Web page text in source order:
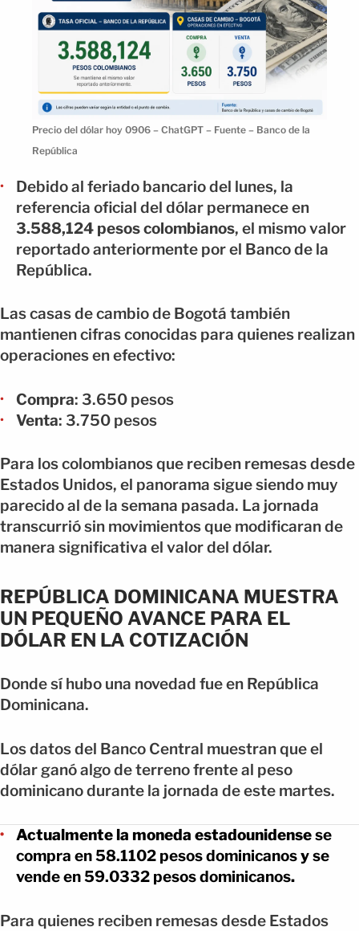
Precio del dólar hoy 0906 – ChatGPT – Fuente – Banco de la
República
Debido al feriado bancario del lunes, la
referencia oficial del dólar permanece en
3.588,124 pesos colombianos, el mismo valor
reportado anteriormente por el Banco de la
República.
Las casas de cambio de Bogotá también
mantienen cifras conocidas para quienes realizan
operaciones en efectivo:
Compra: 3.650 pesos
Venta: 3.750 pesos
Para los colombianos que reciben remesas desde
Estados Unidos, el panorama sigue siendo muy
parecido al de la semana pasada. La jornada
transcurrió sin movimientos que modificaran de
manera significativa el valor del dólar.
REPÚBLICA DOMINICANA MUESTRA
UN PEQUEÑO AVANCE PARA EL
DÓLAR EN LA COTIZACIÓN
Donde sí hubo una novedad fue en República
Dominicana.
Los datos del Banco Central muestran que el
dólar ganó algo de terreno frente al peso
dominicano durante la jornada de este martes.
Actualmente la moneda estadounidensese
compra en 58.1102 pesos dominicanosyse
vende en 59.0332 pesos dominicanos.
Para quienes reciben remesas desde Estados